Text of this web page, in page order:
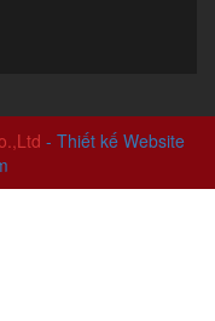
- Thiết kế Website